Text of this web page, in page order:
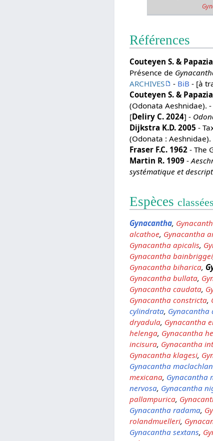
Références
Couteyen S. &
Présence de
ARCHIVES
- BiB - [à
Couteyen S. &
(Odonata Aeshnidae).
[Deliry C. 2024] -
Dijkstra K.D. 2005 -
(Odonata :
Fraser F.C. 1962 - The
Martin R. 1909 -
systématique et
Espèces
Gynacantha,
alcathoe, Gynacantha
Gynacantha apicalis,
Gynacantha bainbriggei
Gynacantha biharica,
Gynacantha bullata,
Gynacantha caudata,
Gynacantha constricta,
cylindrata, Gynacantha
dryadula, Gynacantha
helenga, Gynacantha
incisura, Gynacantha
Gynacantha klagesi,
Gynacantha
mexicana, Gynacantha
nervosa, Gynacantha
pallampurica,
Gynacantha radama,
rolandmuelleri,
Gynacantha sextans,